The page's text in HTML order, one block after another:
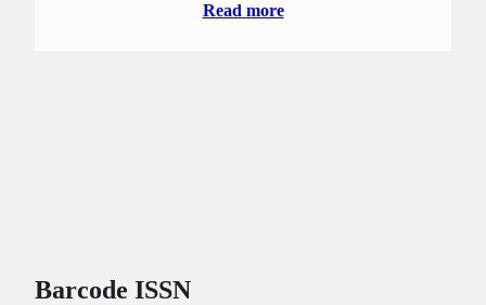
Read more
Barcode ISSN